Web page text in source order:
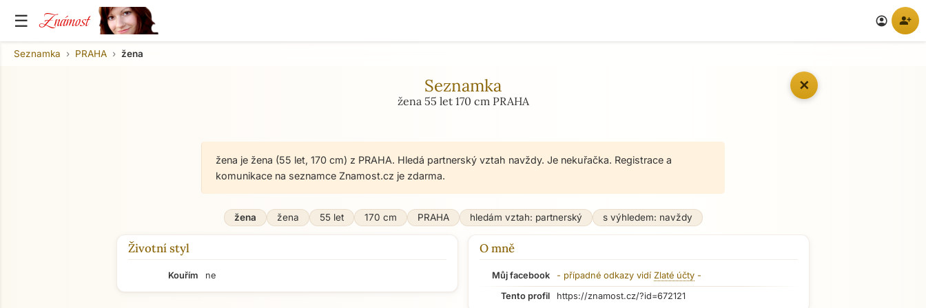
☰ Známost account_circle person_add
✕
Seznamka PRAHA žena
Seznamka
žena 55 let 170 cm PRAHA
žena je žena (55 let, 170 cm) z PRAHA. Hledá partnerský vztah navždy. Je nekuřačka. Registrace a
komunikace na seznamce Znamost.cz je zdarma.
žena žena 55 let 170 cm PRAHA hledám vztah: partnerský s výhledem: navždy
Životní styl
Kouřím ne
O mně
Můj facebook - případné odkazy vidí Zlaté účty -
Tento profil
https://znamost.cz/?id=672121